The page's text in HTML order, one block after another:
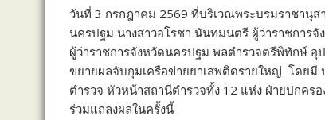
วันที่ 3 กรกฎาคม 2569 ที่บริเวณพระบรมราชานุส
นครปฐม นางสาวอโรชา นันทมนตรี ผู้ว่าราชการ
ผู้ว่าราชการจังหวัดนครปฐม พลตำรวจตรีพิทักษ์ อุ
ขยายผลจับกุมเครือข่ายยาเสพติดรายใหญ่ โดยมี
ตำรวจ หัวหน้าสถานีตำรวจทั้ง 12 แห่ง ฝ่ายปกค
ร่วมแถลงผลในครั้งนี้